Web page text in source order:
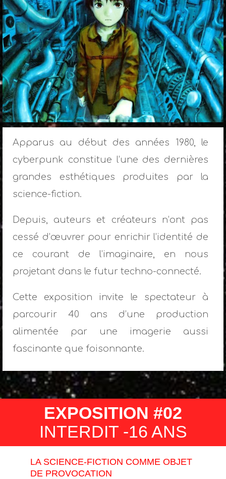
Apparus au début des années 1980, le
cyberpunk constitue l’une des dernières
grandes esthétiques produites par la
science-fiction.
Depuis, auteurs et créateurs n’ont pas
cessé d’œuvrer pour enrichir l’identité de
ce courant de l’imaginaire, en nous
projetant dans le futur techno-connecté.
Cette exposition invite le spectateur à
parcourir 40 ans d’une production
alimentée par une imagerie aussi
fascinante que foisonnante.
EXPOSITION #02
INTERDIT -16 ANS
LA SCIENCE-FICTION COMME OBJET
DE PROVOCATION